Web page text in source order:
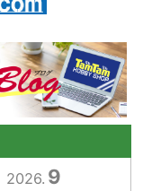
2026. 9